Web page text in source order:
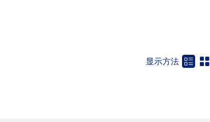
显示方法  